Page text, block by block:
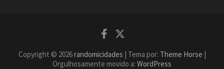
Facebook
Copyright © 2026randomicidades | Tema por: Theme Horse
Orgulhosamente movido a: WordPress